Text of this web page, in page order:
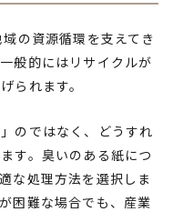
の資源循環を支えてき
般的にはリサイクルが
られます。
のではなく、どうすれ
す。臭いのある紙につ
な処理方法を選択しま
困難な場合でも、産業